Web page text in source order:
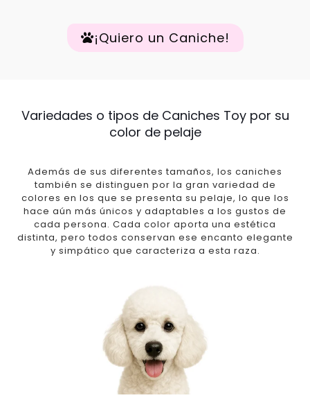
¡Quiero un Caniche!
Variedades o tipos de Caniches Toy por su
color de pelaje
Además de sus diferentes tamaños, los caniches
también se distinguen por la gran variedad de
colores en los que se presenta su pelaje, lo que los
hace aún más únicos y adaptables a los gustos de
cada persona. Cada color aporta una estética
distinta, pero todos conservan ese encanto elegante
y simpático que caracteriza a esta raza.